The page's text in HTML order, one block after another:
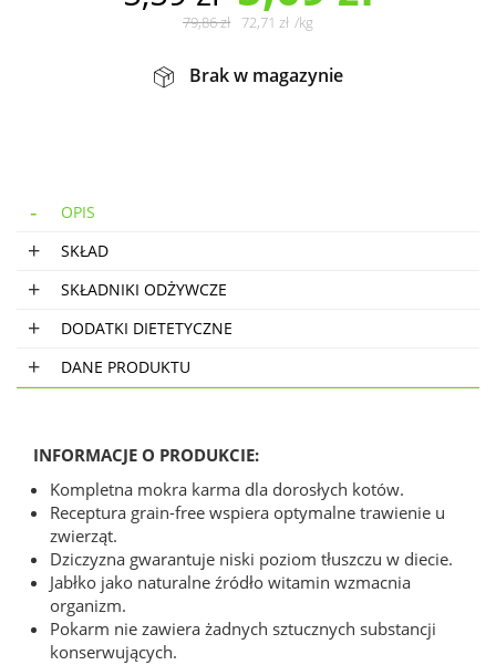
79,86zł 72,71 zł /kg
Brak w magazynie
OPIS
SKŁAD
SKŁADNIKI ODŻYWCZE
DODATKI DIETETYCZNE
DANE PRODUKTU
INFORMACJE O PRODUKCIE:
Kompletna mokra karma dla dorosłych kotów.
Receptura grain-free wspiera optymalne trawienie u
zwierząt.
Dziczyzna gwarantuje niski poziom tłuszczu w diecie.
Jabłko jako naturalne źródło witamin wzmacnia
organizm.
Pokarm nie zawiera żadnych sztucznych substancji
konserwujących.